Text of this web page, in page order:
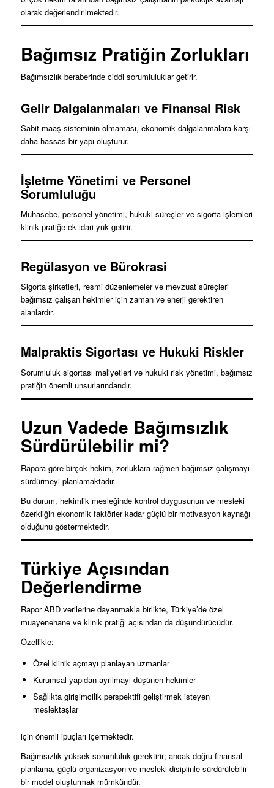
olarak değerlendirilmektedir.
Bağımsız Pratiğin Zorlukları
Bağımsızlık beraberinde ciddi sorumluluklar getirir.
Gelir Dalgalanmaları ve Finansal Risk
Sabit maaş sisteminin olmaması, ekonomik dalgalanmalara karşı
daha hassas bir yapı oluşturur.
İşletme Yönetimi ve Personel
Sorumluluğu
Muhasebe, personel yönetimi, hukuki süreçler ve sigorta işlemleri
klinik pratiğe ek idari yük getirir.
Regülasyon ve Bürokrasi
Sigorta şirketleri, resmi düzenlemeler ve mevzuat süreçleri
bağımsız çalışan hekimler için zaman ve enerji gerektiren
alanlardır.
Malpraktis Sigortası ve Hukuki Riskler
Sorumluluk sigortası maliyetleri ve hukuki risk yönetimi, bağımsız
pratiğin önemli unsurlarındandır.
Uzun Vadede Bağımsızlık
Sürdürülebilir mi?
Rapora göre birçok hekim, zorluklara rağmen bağımsız çalışmayı
sürdürmeyi planlamaktadır.
Bu durum, hekimlik mesleğinde kontrol duygusunun ve mesleki
özerkliğin ekonomik faktörler kadar güçlü bir motivasyon kaynağı
olduğunu göstermektedir.
Türkiye Açısından
Değerlendirme
Rapor ABD verilerine dayanmakla birlikte, Türkiye’de özel
muayenehane ve klinik pratiği açısından da düşündürücüdür.
Özellikle:
Özel klinik açmayı planlayan uzmanlar
Kurumsal yapıdan ayrılmayı düşünen hekimler
Sağlıkta girişimcilik perspektifi geliştirmek isteyen
meslektaşlar
için önemli ipuçları içermektedir.
Bağımsızlık yüksek sorumluluk gerektirir; ancak doğru finansal
planlama, güçlü organizasyon ve mesleki disiplinle sürdürülebilir
bir model oluşturmak mümkündür.